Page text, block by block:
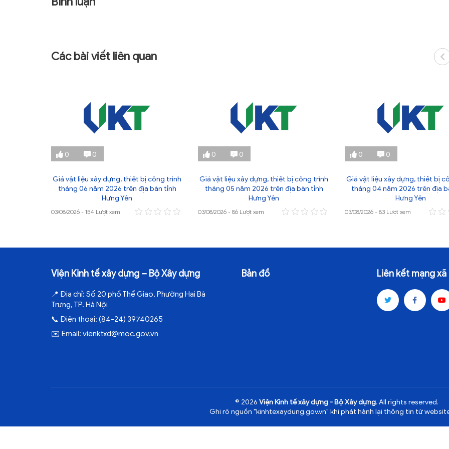
Các bài viết liên quan
0 0
Giá vật liệu xây dựng, thiết bị công trình
tháng 06 năm 2026 trên địa bàn tỉnh
Hưng Yên
03/08/2026 - 154 Lượt xem
0 0
Giá vật liệu xây dựng, thiết bị công trình
tháng 05 năm 2026 trên địa bàn tỉnh
Hưng Yên
03/08/2026 - 86 Lượt xem
0 0
Giá vật liệu xây dựng, thiết bị
tháng 04 năm 2026 trên địa
Hưng Yên
03/08/2026 - 83 Lượt xem
Viện Kinh tế xây dựng – Bộ Xây dựng
📍 Địa chỉ: Số 20 phố Thể Giao, Phường Hai Bà
Trưng, TP. Hà Nội
📞 Điện thoại: (84-24) 39740265
✉️ Email: vienktxd@moc.gov.vn
Bản đồ Liên kết mạng xã
© 2026 Viện Kinh tế xây dựng - Bộ Xây dựng. All rights reserved.
Ghi rõ nguồn "kinhtexaydung.gov.vn" khi phát hành lại thông tin từ